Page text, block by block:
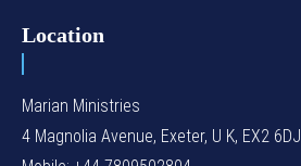
Location
Marian Ministries
4 Magnolia Avenue, Exeter, U K, EX2 6DJ